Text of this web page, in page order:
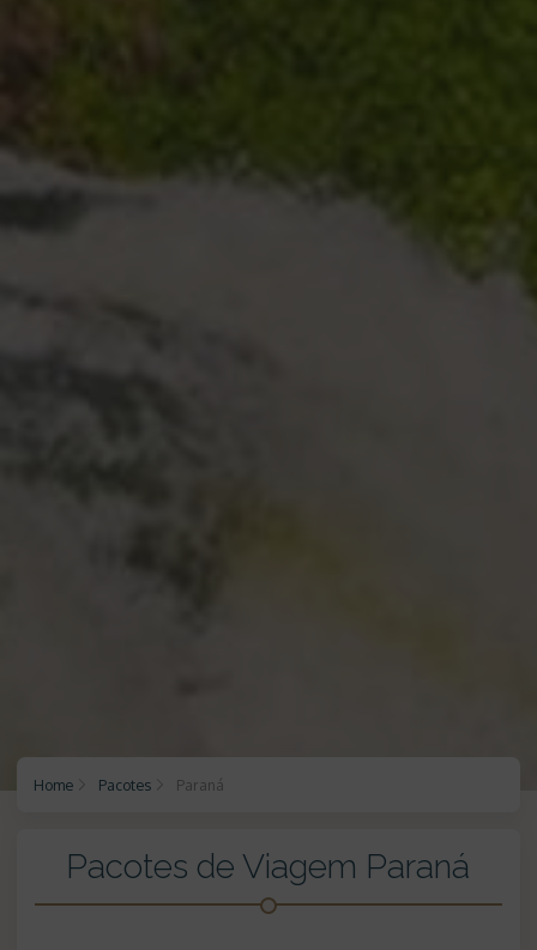
Home Pacotes Paraná
Pacotes de Viagem Paraná